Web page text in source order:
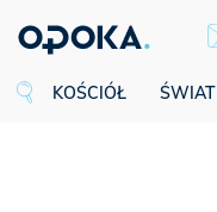
KOŚCIÓŁ ŚWIAT